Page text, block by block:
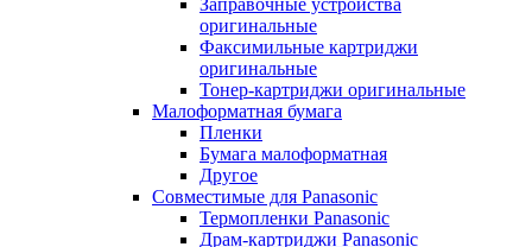
Заправочные устройства
оригинальные
Факсимильные картриджи
оригинальные
Тонер-картриджи оригинальные
Малоформатная бумага
Пленки
Бумага малоформатная
Другое
Совместимые для Panasonic
Термопленки Panasonic
Драм-картриджи Panasonic